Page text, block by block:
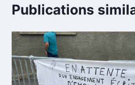
Publications